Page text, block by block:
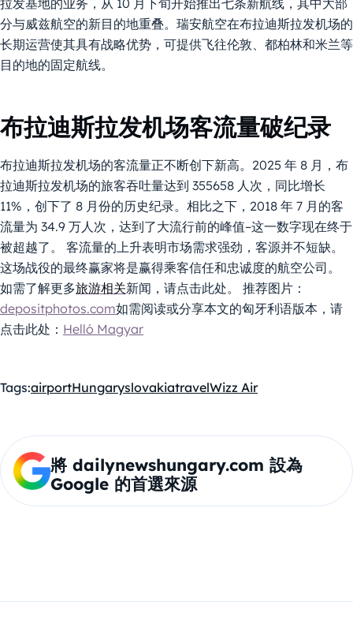
拉发基地的业务，从 10 月下旬开始推出七条新航线，其中大部
分与威兹航空的新目的地重叠。瑞安航空在布拉迪斯拉发机场的
长期运营使其具有战略优势，可提供飞往伦敦、都柏林和米兰等
目的地的固定航线。
布拉迪斯拉发机场客流量破纪录
布拉迪斯拉发机场的客流量正不断创下新高。2025 年 8 月，布
拉迪斯拉发机场的旅客吞吐量达到 355658 人次，同比增长
11%，创下了 8 月份的历史纪录。相比之下，2018 年 7 月的客
流量为 34.9 万人次，达到了大流行前的峰值–这一数字现在终于
被超越了。 客流量的上升表明市场需求强劲，客源并不短缺。
这场战役的最终赢家将是赢得乘客信任和忠诚度的航空公司。
如需了解更多旅游相关新闻，请点击此处。 推荐图片：
depositphotos.com如需阅读或分享本文的匈牙利语版本，请
点击此处： Helló Magyar
Tags:airportHungaryslovakiatravelWizz Air
將 dailynewshungary.com 設為
Google 的首選來源